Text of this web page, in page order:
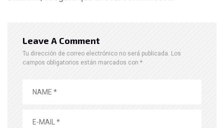
Leave A Comment
Tu dirección de correo electrónico no será publicada. Los
campos obligatorios están marcados con *